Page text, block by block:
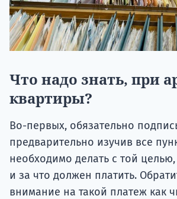
Что надо знать, при
квартиры?
Во-первых, обязательно
предварительно изучив все
необходимо делать с той целью,
и за что должен платить.
внимание на такой платеж как